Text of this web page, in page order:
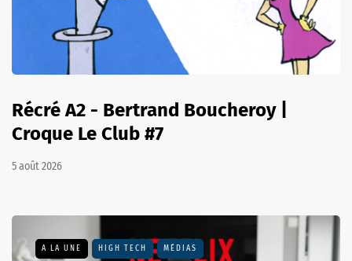
Récré A2 - Bertrand Boucheroy |
Croque Le Club #7
5 août 2026
A LA UNE HIGH TECH MÉDIAS